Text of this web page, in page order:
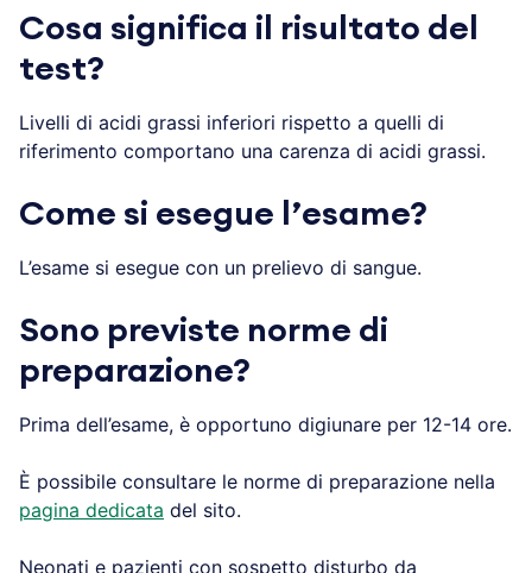
Cosa significa il risultato del
test?
Livelli di acidi grassi inferiori rispetto a quelli di
riferimento comportano una carenza di acidi grassi.
Come si esegue l ’esame?
L’esame si esegue con un prelievo di sangue.
Sono previste norme di
preparazione?
Prima dell’esame, è opportuno digiunare per 12-14 ore.
È possibile consultare le norme di preparazione nella
pagina dedicata del sito.
Neonati e pazienti con sospetto disturbo da